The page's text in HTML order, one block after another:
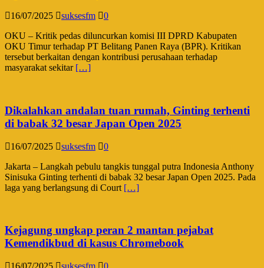
16/07/2025 suksesfm
0
OKU – Kritik pedas diluncurkan komisi III DPRD Kabupaten
OKU Timur terhadap PT Belitang Panen Raya (BPR). Kritikan
tersebut berkaitan dengan kontribusi perusahaan terhadap
masyarakat sekitar […]
Dikalahkan andalan tuan rumah, Ginting terhenti
di babak 32 besar Japan Open 2025
16/07/2025 suksesfm
0
Jakarta – Langkah pebulu tangkis tunggal putra Indonesia Anthony
Sinisuka Ginting terhenti di babak 32 besar Japan Open 2025. Pada
laga yang berlangsung di Court […]
Kejagung ungkap peran 2 mantan pejabat
Kemendikbud di kasus Chromebook